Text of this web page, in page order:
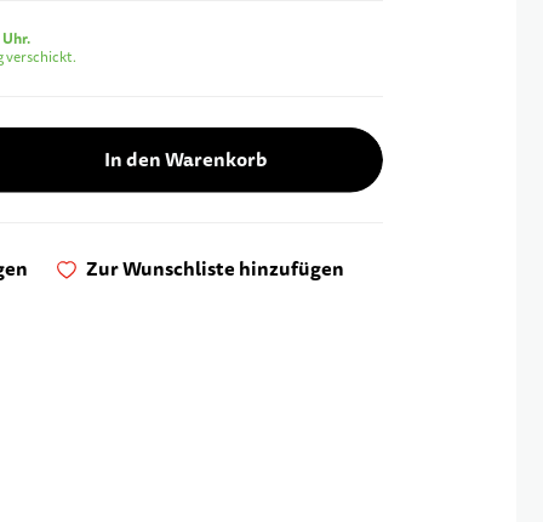
verschickt.
In den Warenkorb
Zur Wunschliste hinzufügen